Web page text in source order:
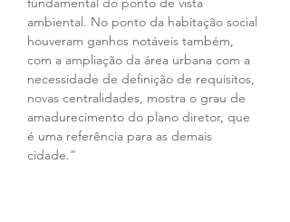
ambiental. No ponto da habitação social
houveram ganhos notáveis também,
com a ampliação da área urbana com a
necessidade de definição de requisitos,
novas centralidades, mostra o grau de
amadurecimento do plano diretor, que
é uma referência para as demais
cidade.”